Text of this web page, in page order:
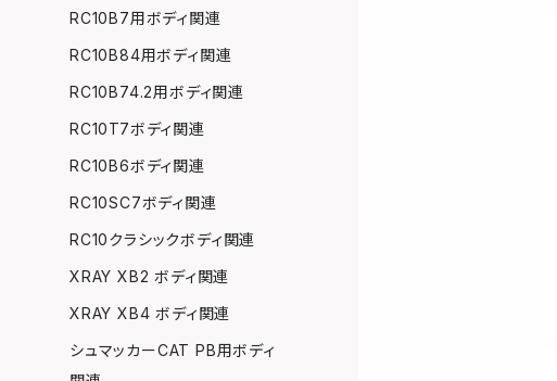
RC10B7用ボディ関連
RC10B84用ボディ関連
RC10B74.2用ボディ関連
RC10T7ボディ関連
RC10B6ボディ関連
RC10SC7ボディ関連
RC10クラシックボディ関連
XRAY XB2 ボディ関連
XRAY XB4 ボディ関連
シュマッカーCAT PB用ボディ